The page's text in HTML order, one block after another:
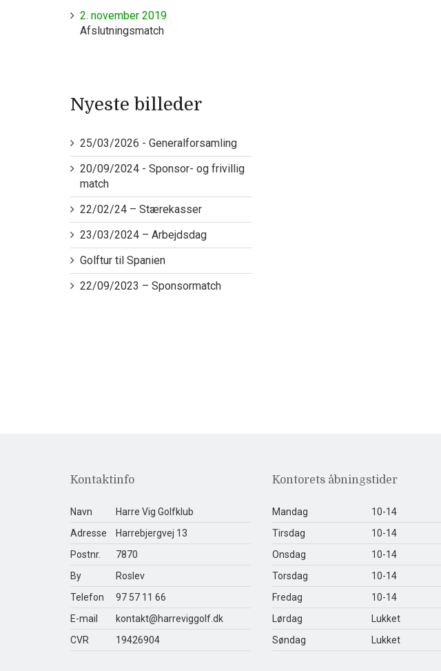
2. november 2019
Afslutningsmatch
Nyeste billeder
25/03/2026 - Generalforsamling
20/09/2024 - Sponsor- og frivillig
match
22/02/24 – Stærekasser
23/03/2024 – Arbejdsdag
Golftur til Spanien
22/09/2023 – Sponsormatch
Kontaktinfo
Navn
Harre Vig Golfklub
Adresse
Harrebjergvej 13
Postnr.
7870
By
Roslev
Telefon
97 57 11 66
E-mail
kontakt@harreviggolf.dk
CVR
19426904
Kontorets åbningstider
Mandag
10-14
Tirsdag
10-14
Onsdag
10-14
Torsdag
10-14
Fredag
10-14
Lørdag
Lukket
Søndag
Lukket